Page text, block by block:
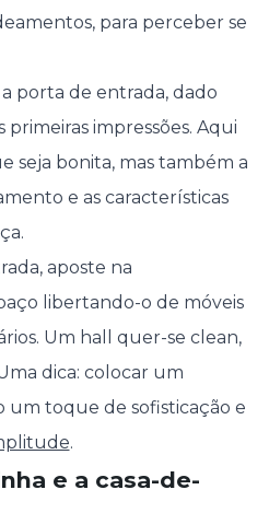
para perceber se
porta de entrada, dado
impressões. Aqui
seja bonita, mas também a
e as características
aposte na
libertando-o de móveis
Um hall quer-se clean,
dica: colocar um
um toque de sofisticação e
.
e a casa-de-